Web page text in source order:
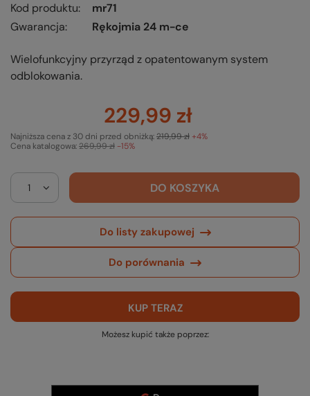
Kod produktu
mr71
Gwarancja
Rękojmia 24 m-ce
Wielofunkcyjny przyrząd z opatentowanym system
odblokowania.
229,99 zł
Cena katalogowa:269,99 zł -15%
Najniższa cena z 30 dni przed obniżką:219,99 zł +4%
DO KOSZYKA
Do listy zakupowej
Do porównania
KUP TERAZ
Możesz kupić także poprzez: